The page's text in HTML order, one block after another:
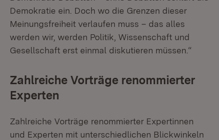
Demokratie ein. Doch wo die Grenzen dieser
Meinungsfreiheit verlaufen muss – das alles
werden wir, werden Politik, Wissenschaft und
Gesellschaft erst einmal diskutieren müssen.“
Zahlreiche Vorträge renommierter
Experten
Zahlreiche Vorträge renommierter Expertinnen
und Experten mit unterschiedlichen Blickwinkeln